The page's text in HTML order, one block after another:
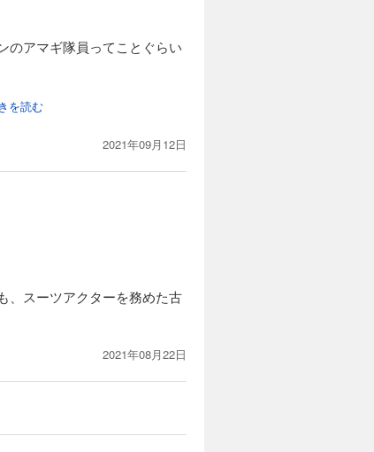
のアマギ隊員ってことぐらい
を読む
2021年09月12日
、スーツアクターを務めた古
2021年08月22日